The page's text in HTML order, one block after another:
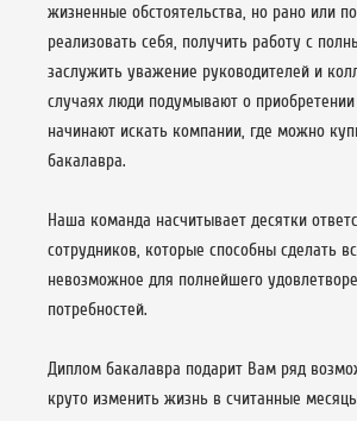
жизненные обстоятельства, но рано или
реализовать себя, получить работу с
заслужить уважение руководителей и
случаях люди подумывают о
начинают искать компании, где можно
бакалавра.
Наша команда насчитывает десятки
сотрудников, которые способны сделать
невозможное для полнейшего
потребностей.
Диплом бакалавра подарит Вам ряд
круто изменить жизнь в считанные